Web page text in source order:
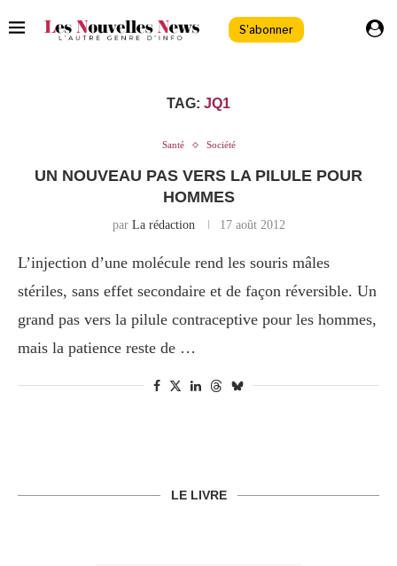
S'abonner
TAG: JQ1
Santé Société
UN NOUVEAU PAS VERS LA PILULE POUR
HOMMES
par La rédaction 17 août 2012
L’injection d’une molécule rend les souris mâles
stériles, sans effet secondaire et de façon réversible. Un
grand pas vers la pilule contraceptive pour les hommes,
mais la patience reste de …
LE LIVRE